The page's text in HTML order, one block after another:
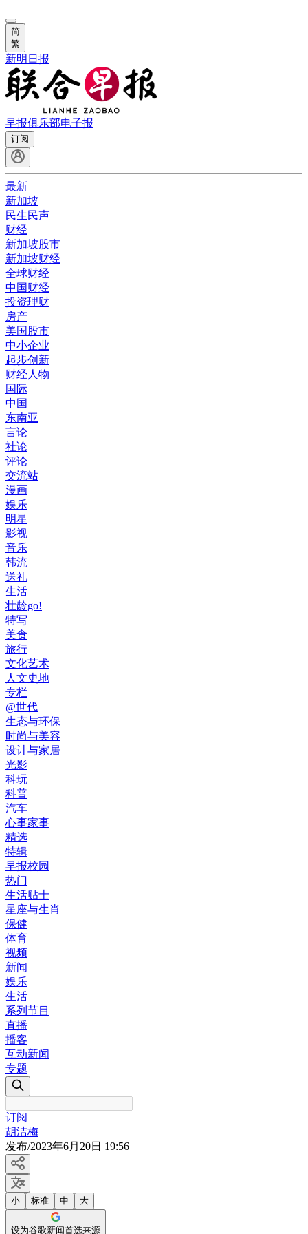
简
繁
新明日报
早报俱乐部电子报
订阅
最新
新加坡
民生民声
财经
新加坡股市
新加坡财经
全球财经
中国财经
投资理财
房产
美国股市
中小企业
起步创新
财经人物
国际
中国
东南亚
言论
社论
评论
交流站
漫画
娱乐
明星
影视
音乐
韩流
送礼
生活
壮龄go!
特写
美食
旅行
文化艺术
人文史地
专栏
@世代
生态与环保
时尚与美容
设计与家居
光影
科玩
科普
汽车
心事家事
精选
特辑
早报校园
热门
生活贴士
星座与生肖
保健
体育
视频
新闻
娱乐
生活
系列节目
直播
播客
互动新闻
专题
订阅
胡洁梅
发布/2023年6月20日 19:56
小 标准 中 大
设为谷歌新闻首选来源